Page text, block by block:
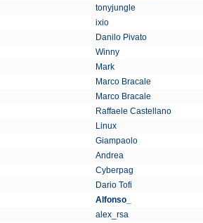
tonyjungle
ixio
Danilo Pivato
Winny
Mark
Marco Bracale
Marco Bracale
Raffaele Castellano
Linux
Giampaolo
Andrea
Cyberpag
Dario Tofi
Alfonso_
alex_rsa